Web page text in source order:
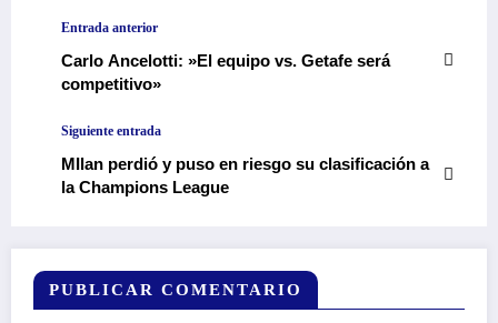
Entrada anterior
Carlo Ancelotti: »El equipo vs. Getafe será
competitivo»
Siguiente entrada
MIlan perdió y puso en riesgo su clasificación a
la Champions League
PUBLICAR COMENTARIO